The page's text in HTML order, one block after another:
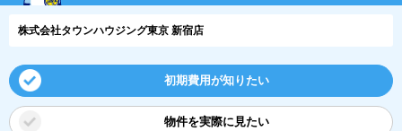
株式会社タウンハウジング東京 新宿店
初期費用が知りたい
物件を実際に見たい